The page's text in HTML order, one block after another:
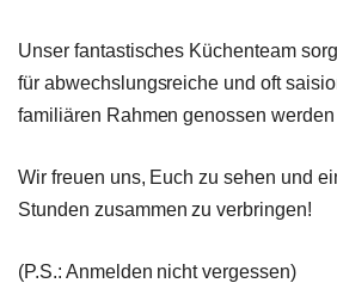
Unser fantastisches Küchenteam
für abwechslungsreiche und oft
familiären Rahmen genossen
Wir freuen uns, Euch zu sehen und
Stunden zusammen zu verbringen!
(P.S.: Anmelden nicht vergessen)